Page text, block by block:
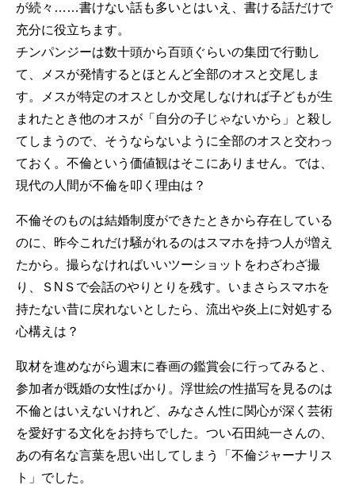
が続々……書けない話も多いとはいえ、書ける話だけで
充分に役立ちます。
チンパンジーは数十頭から百頭ぐらいの集団で行動し
て、メスが発情するとほとんど全部のオスと交尾しま
す。メスが特定のオスとしか交尾しなければ子どもが生
まれたとき他のオスが「自分の子じゃないから」と殺し
てしまうので、そうならないように全部のオスと交わっ
ておく。不倫という価値観はそこにありません。では、
現代の人間が不倫を叩く理由は？
不倫そのものは結婚制度ができたときから存在している
のに、昨今これだけ騒がれるのはスマホを持つ人が増え
たから。撮らなければいいツーショットをわざわざ撮
り、ＳNＳで会話のやりとりを残す。いまさらスマホを
持たない昔に戻れないとしたら、流出や炎上に対処する
心構えは？
取材を進めながら週末に春画の鑑賞会に行ってみると、
参加者が既婚の女性ばかり。浮世絵の性描写を見るのは
不倫とはいえないけれど、みなさん性に関心が深く芸術
を愛好する文化をお持ちでした。つい石田純一さんの、
あの有名な言葉を思い出してしまう「不倫ジャーナリス
ト」でした。